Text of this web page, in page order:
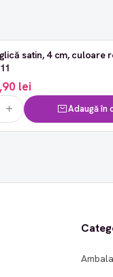
satin, 4 cm, culoare
lei
Adaugă în